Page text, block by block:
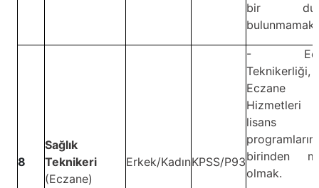
bir
bulunmamak.
8
Sağlık
Teknikeri
(Eczane)
Erkek/KadınKPSS/P93
-
Teknikerliği,
Eczane
lisans
birinden
olmak.